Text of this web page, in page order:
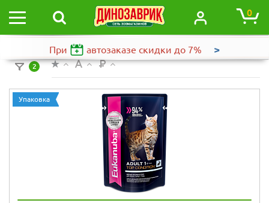
0
При автозаказе скидки до 7% >
2
Упаковка